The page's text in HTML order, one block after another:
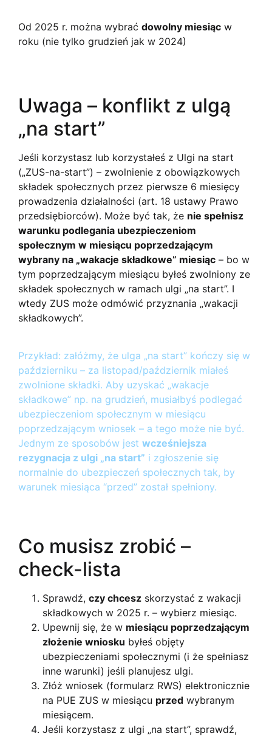
Od 2025 r. można wybrać dowolny miesiąc w
roku (nie tylko grudzień jak w 2024)
Uwaga – konflikt z ulgą
„na start”
Jeśli korzystasz lub korzystałeś z Ulgi na start
(„ZUS-na-start”) – zwolnienie z obowiązkowych
składek społecznych przez pierwsze 6 miesięcy
prowadzenia działalności (art. 18 ustawy Prawo
przedsiębiorców). Może być tak, że nie spełnisz
warunku podlegania ubezpieczeniom
społecznym w miesiącu poprzedzającym
wybrany na „wakacje składkowe” miesiąc – bo w
tym poprzedzającym miesiącu byłeś zwolniony ze
składek społecznych w ramach ulgi „na start”. I
wtedy ZUS może odmówić przyznania „wakacji
składkowych”.
Przykład: załóżmy, że ulga „na start” kończy się w
październiku – za listopad/październik miałeś
zwolnione składki. Aby uzyskać „wakacje
składkowe” np. na grudzień, musiałbyś podlegać
ubezpieczeniom społecznym w miesiącu
poprzedzającym wniosek – a tego może nie być.
Jednym ze sposobów jest wcześniejsza
rezygnacja z ulgi „na start” i zgłoszenie się
normalnie do ubezpieczeń społecznych tak, by
warunek miesiąca “przed” został spełniony.
Co musisz zrobić –
check-lista
Sprawdź, czy chcesz skorzystać z wakacji
składkowych w 2025 r. – wybierz miesiąc.
Upewnij się, że w miesiącu poprzedzającym
złożenie wniosku byłeś objęty
ubezpieczeniami społecznymi (i że spełniasz
inne warunki) jeśli planujesz ulgi.
Złóż wniosek (formularz RWS) elektronicznie
na PUE ZUS w miesiącu przed wybranym
miesiącem.
Jeśli korzystasz z ulgi „na start”, sprawdź,